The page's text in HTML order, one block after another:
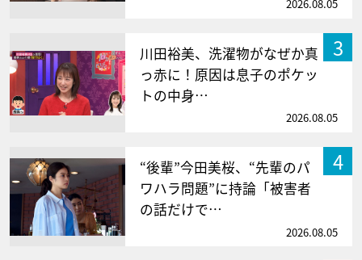
2026.08.05
3
川田裕美、洗濯物がなぜか真
っ赤に！原因は息子のポケッ
トの中身…
2026.08.05
4
“後輩”今田美桜、“先輩のパ
ワハラ問題”に持論「被害者
の話だけで…
2026.08.05